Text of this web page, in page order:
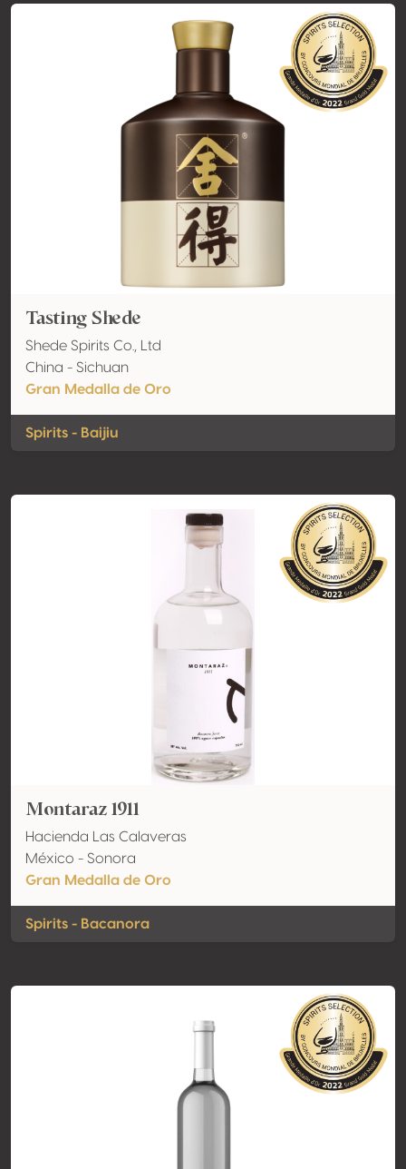
Tasting Shede
Shede Spirits Co., Ltd
China - Sichuan
Gran Medalla de Oro
Spirits - Baijiu
Montaraz 1911
Hacienda Las Calaveras
México - Sonora
Gran Medalla de Oro
Spirits - Bacanora